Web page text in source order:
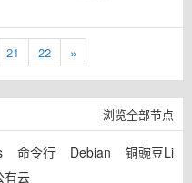
21 22 »
浏览全部节点
命令行 Debian
铜豌豆Li
有云